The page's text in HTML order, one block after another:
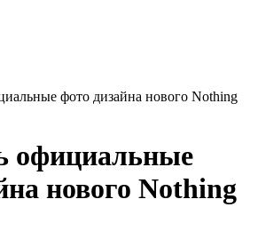
фото дизайна нового Nothing
официальные
нового Nothing